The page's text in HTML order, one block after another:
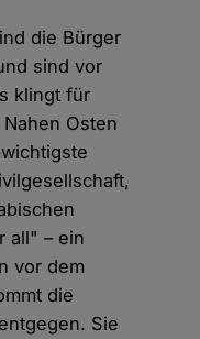
die Bürger
sind vor
klingt für
Osten
all" – ein
vor dem
die
Sie